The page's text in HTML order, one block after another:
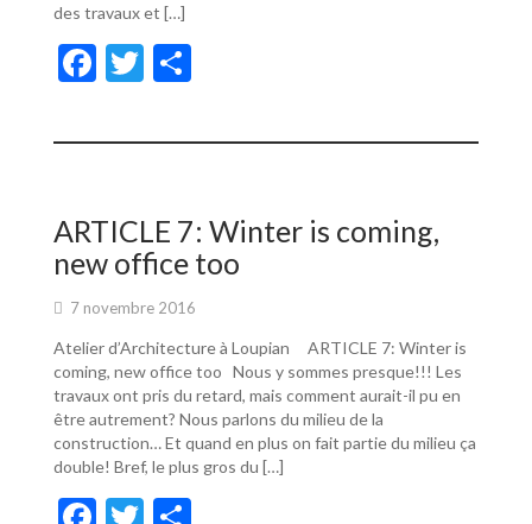
des travaux et […]
F
e
o
o
k
T
itt ta
er
ARTICLE 7: Winter is coming,
new office too
7 novembre 2016
Atelier d’Architecture à Loupian ARTICLE 7: Winter is
coming, new office too Nous y sommes presque!!! Les
travaux ont pris du retard, mais comment aurait-il pu en
être autrement? Nous parlons du milieu de la
construction… Et quand en plus on fait partie du milieu ça
double! Bref, le plus gros du […]